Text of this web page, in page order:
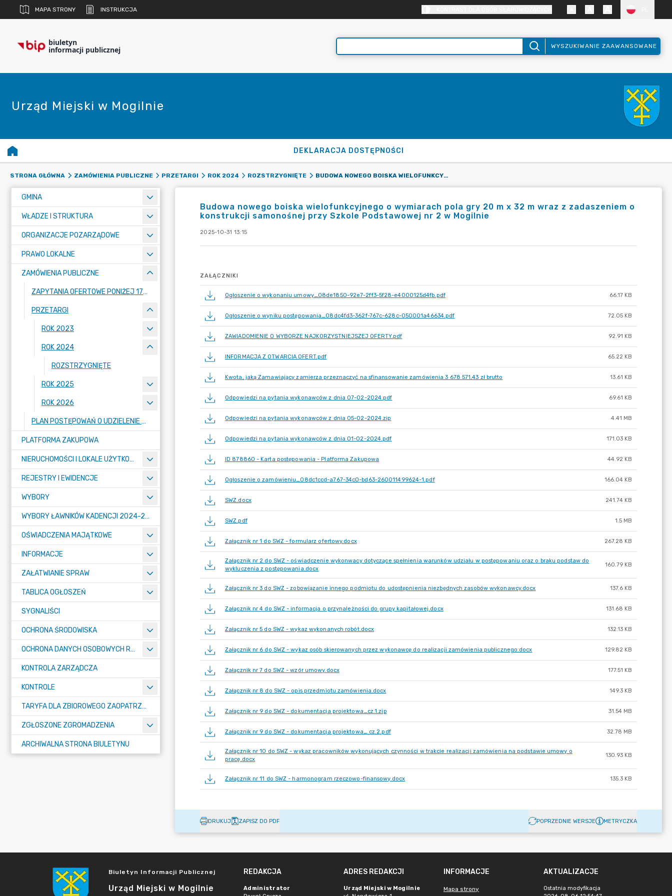
MAPA STRONY INSTRUKCJA
biuletyn
informacji publicznej WYSZUKIWANIE ZAAWANSOWANE
Urząd Miejski w Mogilnie
DEKLARACJA DOSTĘPNOŚCI
STRONA GŁÓWNA ZAMÓWIENIA PUBLICZNE PRZETARGI ROK 2024 ROZSTRZYGNIĘTE BUDOWA NOWEGO BOISKA WIELOFUNKCYJNEGO O WYMIARACH POLA GRY 20 M X 32 M WRAZ Z ZADASZENIEM O KONSTRUKCJI SAMONOŚNEJ PRZY SZKOLE PODSTAWOWEJ NR 2 W MOGILNIE
GMINA
WŁADZE I STRUKTURA
ORGANIZACJE POZARZĄDOWE
PRAWO LOKALNE
ZAMÓWIENIA PUBLICZNE
ZAPYTANIA OFERTOWE PONIŻEJ 170.000 ZŁOTYCH
PRZETARGI
ROK 2023
ROK 2024
ROZSTRZYGNIĘTE
ROK 2025
ROK 2026
PLAN POSTĘPOWAŃ O UDZIELENIE ZAMÓWIEŃ
PLATFORMA ZAKUPOWA
NIERUCHOMOŚCI I LOKALE UŻYTKOWE
REJESTRY I EWIDENCJE
WYBORY
WYBORY ŁAWNIKÓW KADENCJI 2024-2027
OŚWIADCZENIA MAJĄTKOWE
INFORMACJE
ZAŁATWIANIE SPRAW
TABLICA OGŁOSZEŃ
SYGNALIŚCI
OCHRONA ŚRODOWISKA
OCHRONA DANYCH OSOBOWYCH RODO
KONTROLA ZARZĄDCZA
KONTROLE
TARYFA DLA ZBIOROWEGO ZAOPATRZENIA W WODĘ I ZBIOROWEGO ODPROWADZANIA ŚCIEKÓW
ZGŁOSZONE ZGROMADZENIA
ARCHIWALNA STRONA BIULETYNU
Budowa nowego boiska wielofunkcyjnego o wymiarach pola gry 20 m x 32 m wraz z zadaszeniem o
konstrukcji samonośnej przy Szkole Podstawowej nr 2 w Mogilnie
2025-10-31 13:15
ZAŁĄCZNIKI
Ogłoszenie o wykonaniu umowy_08de1850-92e7-2ff3-5f28-e4000125d4fb.pdf 66.17 KB
Ogłoszenie o wyniku postępowania_08dc4fd3-362f-767c-628c-050001a46634.pdf 72.05 KB
ZAWIADOMIENIE O WYBORZE NAJKORZYSTNIEJSZEJ OFERTY.pdf 92.91 KB
INFORMACJA Z OTWARCIA OFERT.pdf 65.22 KB
Kwota, jaką Zamawiający zamierza przeznaczyć na sfinansowanie zamówienia 3 678 571,43 zł brutto 13.61 KB
Odpowiedzi na pytania wykonawców z dnia 07-02-2024.pdf 69.61 KB
Odpowiedzi na pytania wykonawców z dnia 05-02-2024.zip 4.41 MB
Odpowiedzi na pytania wykonawców z dnia 01-02-2024.pdf 171.03 KB
ID 878860 - Karta postępowania - Platforma Zakupowa 44.92 KB
Ogłoszenie o zamówieniu_08dc1ccd-a767-34c0-bd63-260011499624-1.pdf 166.04 KB
SWZ.docx 241.74 KB
SWZ.pdf 1.5 MB
Załącznik nr 1 do SWZ - formularz ofertowy.docx 267.28 KB
Załącznik nr 2 do SWZ - oświadczenie wykonwacy dotyczące spełnienia warunków udziału w postępowaniu oraz o braku podstaw do
wykluczenia z postępowania.docx
160.79 KB
Załącznik nr 3 do SWZ - zobowiązanie innego podmiotu do udostępnienia niezbędnych zasobów wykonawcy.docx 137.6 KB
Załącznik nr 4 do SWZ - informacja o przynależności do grupy kapitałowej.docx 131.68 KB
Załącznik nr 5 do SWZ - wykaz wykonanych robót.docx 132.13 KB
Załącznik nr 6 do SWZ - wykaz osób skierowanych przez wykonawcę do realizacji zamówienia publicznego.docx 129.82 KB
Załącznik nr 7 do SWZ - wzór umowy.docx 177.51 KB
Załącznik nr 8 do SWZ - opis przedmiotu zamówienia.docx 149.3 KB
Załącznik nr 9 do SWZ - dokumentacja projektowa_cz.1.zip 31.54 MB
Załącznik nr 9 do SWZ - dokumentacja projektowa_ cz.2.pdf 32.78 MB
Załącznik nr 10 do SWZ - wykaz pracowników wykonujących czynności w trakcie realizacji zamówienia na podstawie umowy o
pracę.docx
130.93 KB
Załącznik nr 11 do SWZ - harmonogram rzeczowo-finansowy.docx 135.3 KB
DRUKUJ ZAPISZ DO PDF POPRZEDNIE WERSJE METRYCZKA
Biuletyn Informacji Publicznej
Urząd Miejski w Mogilnie
REDAKCJA
Administrator
ADRES REDAKCJI
Urząd Miejski w Mogilnie
INFORMACJE
Mapa strony
AKTUALIZACJE
Ostatnia modyfikacja